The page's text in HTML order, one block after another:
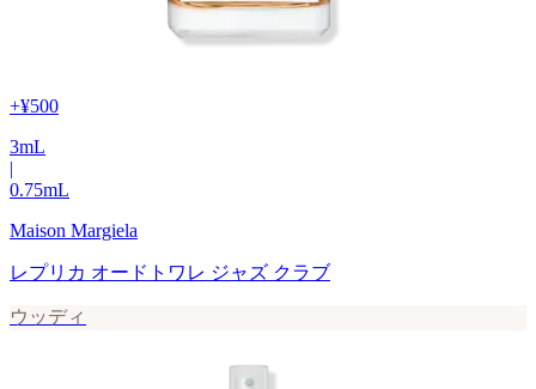
+¥500
3mL
|
0.75mL
Maison Margiela
レプリカ オードトワレ ジャズ クラブ
ウッディ